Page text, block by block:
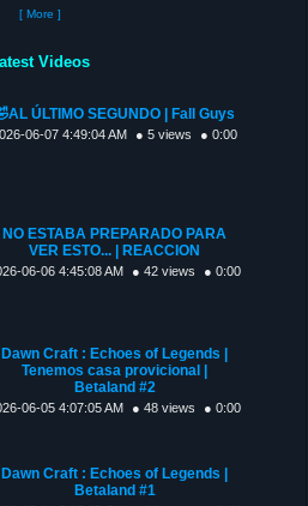
[ More ]
Videos
ÚLTIMO SEGUNDO | Fall Guys
06-07 4:49:04 AM ● 5 views ● 0:00
NO ESTABA PREPARADO PARA
VER ESTO... | REACCION
06-06 4:45:08 AM ● 42 views ● 0:00
Dawn Craft : Echoes of Legends |
Tenemos casa provicional |
Betaland #2
06-05 4:07:05 AM ● 48 views ● 0:00
Dawn Craft : Echoes of Legends |
Betaland #1